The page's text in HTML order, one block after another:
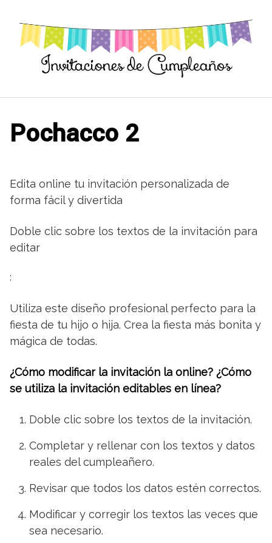
contenido
Pochacco 2
Edita online tu invitación personalizada de
forma fácil y divertida
Doble clic sobre los textos de la invitación para
editar
:
Utiliza este diseño profesional perfecto para la
fiesta de tu hijo o hija. Crea la fiesta más bonita y
mágica de todas.
¿Cómo modificar la invitación la online? ¿Cómo
se utiliza la invitación editables en línea?
Doble clic sobre los textos de la invitación.
Completar y rellenar con los textos y datos
reales del cumpleañero.
Revisar que todos los datos estén correctos.
Modificar y corregir los textos las veces que
sea necesario.